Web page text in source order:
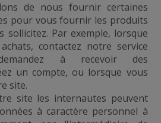
de nous fournir certaines
pour vous fournir les produits
sollicitez. Par exemple, lorsque
contactez notre service
demandez à recevoir des
un compte, ou lorsque vous
site.
site les internautes peuvent
à caractère personnel à